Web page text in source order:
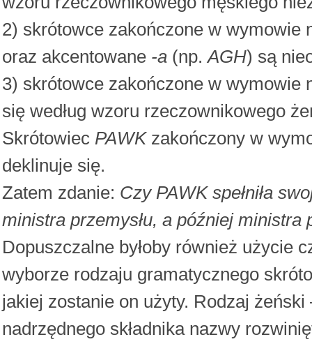
2) skrótowce zakończone w wymowie
oraz akcentowane -a (np.AGH) są
3) skrótowce zakończone w wymowie
się według wzoru rzeczownikowego
Skrótowiec PAWKzakończony w
deklinuje się.
Zatem zdanie: Czy PAWK spełniła
ministra przemysłu, a później ministra
Dopuszczalne byłoby również użycie
wyborze rodzaju gramatycznego
jakiej zostanie on użyty. Rodzaj
nadrzędnego składnika nazwy